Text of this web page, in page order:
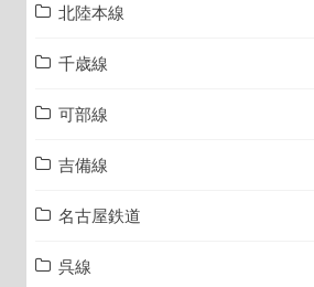
北陸本線
千歳線
可部線
吉備線
名古屋鉄道
呉線